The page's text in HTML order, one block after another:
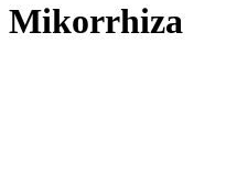
Mikorrhiza